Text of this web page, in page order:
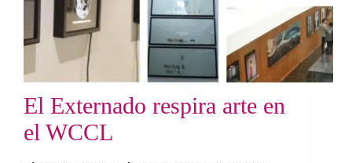
El Externado respira arte en
el WCCL